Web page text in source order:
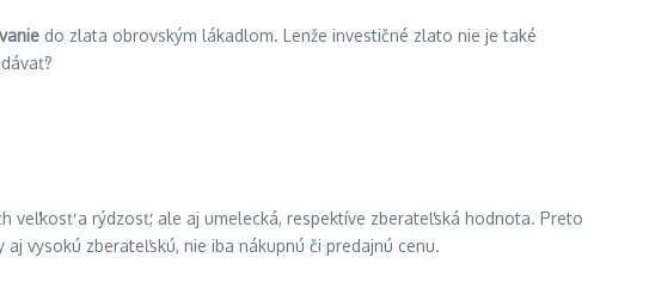
do zlata obrovským lákadlom. Lenže investičné zlato nie je také
veľkosť a rýdzosť, ale aj umelecká, respektíve zberateľská hodnota. Preto
vysokú zberateľskú, nie iba nákupnú či predajnú cenu.